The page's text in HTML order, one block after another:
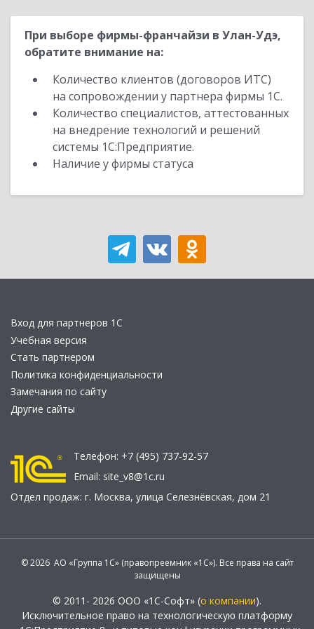
При выборе фирмы-франчайзи в Улан-Удэ,
обратите внимание на:
Количество клиентов (договоров ИТС)
на сопровождении у партнера фирмы 1С.
Количество специалистов, аттестованных
на внедрение технологий и решений
системы 1С:Предприятие.
Наличие у фирмы статуса
Вход для партнеров 1С
Учебная версия
Стать партнером
Политика конфиденциальности
Замечания по сайту
Другие сайты
Телефон: +7 (495) 737-92-57
Email: site_v8@1c.ru
Отдел продаж: г. Москва, улица Селезнёвская, дом 21
© 2026 АО «Группа 1С» (правопреемник «1С»). Все права на сайт
защищены
© 2011- 2026 ООО «1С-Софт» (о компании).
Исключительное право на технологическую платформу